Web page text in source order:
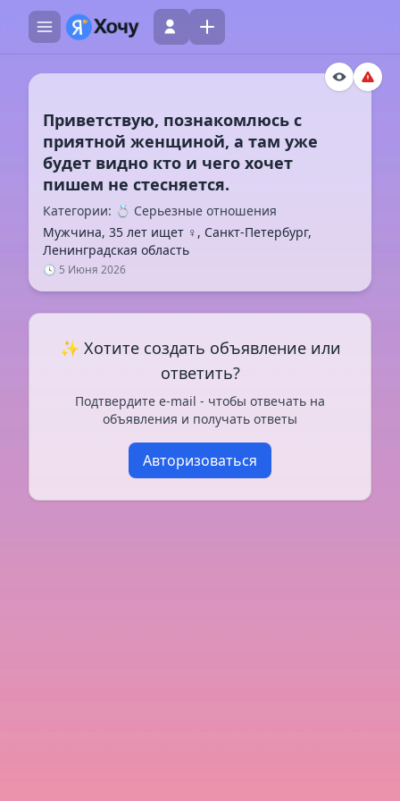
Приветствую, познакомлюсь с
приятной женщиной, а там уже
будет видно кто и чего хочет
Категории: 💍 Серьезные отношения
Мужчина, 35 лет ищет ♀️, Санкт-Петербург,
Ленинградская область
🕓 5 Июня 2026
✨ Хотите создать объявление или
ответить?
Подтвердите e-mail - чтобы отвечать на
объявления и получать ответы
Авторизоваться